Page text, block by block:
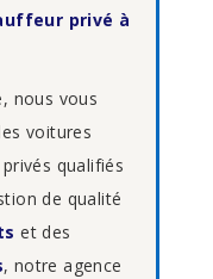
privé à
nous vous
voitures
qualifiés
de qualité
et des
, notre agence